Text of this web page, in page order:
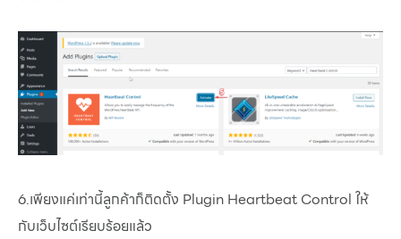
6.เพียงแค่เท่านี้ลูกค้าก็ติดตั้ง Plugin Heartbeat Control ให้
กับเว็บไซต์เรียบร้อยแล้ว